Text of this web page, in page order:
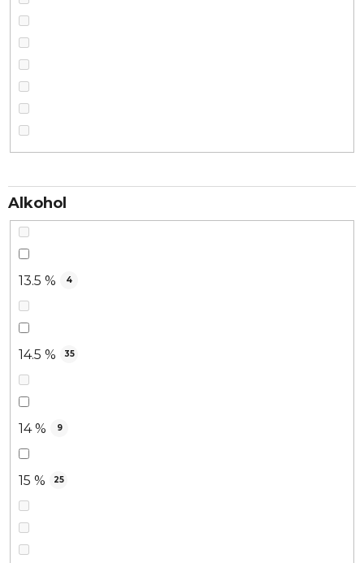
Alkohol
13.5 % 4
14.5 % 35
14 % 9
15 % 25